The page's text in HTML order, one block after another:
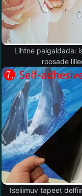
Lihtne paigaldada:
roosade
Iseliimuv tapeet